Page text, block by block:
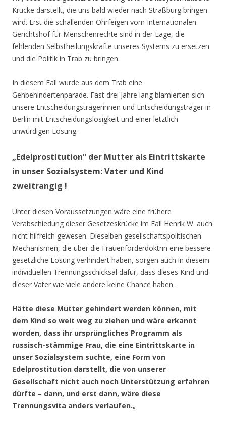
Krücke darstellt, die uns bald wieder nach Straßburg bringen
wird. Erst die schallenden Ohrfeigen vom Internationalen
Gerichtshof für Menschenrechte sind in der Lage, die
fehlenden Selbstheilungskräfte unseres Systems zu ersetzen
und die Politik in Trab zu bringen.
In diesem Fall wurde aus dem Trab eine
Gehbehindertenparade. Fast drei Jahre lang blamierten sich
unsere Entscheidungsträgerinnen und Entscheidungsträger in
Berlin mit Entscheidungslosigkeit und einer letztlich
unwürdigen Lösung.
„Edelprostitution“ der Mutter als Eintrittskarte
in unser Sozialsystem: Vater und Kind
zweitrangig !
Unter diesen Voraussetzungen wäre eine frühere
Verabschiedung dieser Gesetzeskrücke im Fall Henrik W. auch
nicht hilfreich gewesen. Dieselben gesellschaftspolitischen
Mechanismen, die über die Frauenförderdoktrin eine bessere
gesetzliche Lösung verhindert haben, sorgen auch in diesem
individuellen Trennungsschicksal dafür, dass dieses Kind und
dieser Vater wie viele andere keine Chance haben.
Hätte diese Mutter gehindert werden können, mit
dem Kind so weit weg zu ziehen und wäre erkannt
worden, dass ihr ursprüngliches Programm als
russisch-stämmige Frau, die eine Eintrittskarte in
unser Sozialsystem suchte, eine Form von
Edelprostitution darstellt, die von unserer
Gesellschaft nicht auch noch Unterstützung erfahren
dürfte – dann, und erst dann, wäre diese
Trennungsvita anders verlaufen.„